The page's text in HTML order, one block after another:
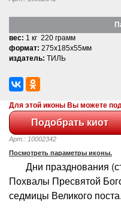
вес: 1 кг 220 грамм
формат: 275x185x55мм
издатель: ТИЛЬ
Для этой иконы Вы можете
Арт.: 10002342
Посмотреть параметры иконы.
Дни празднования
Похвалы Пресвятой
седмицы Великого поста.